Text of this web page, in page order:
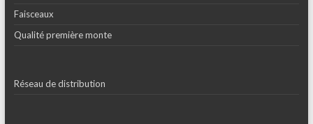
Faisceaux
Qualité première monte
Réseau de distribution